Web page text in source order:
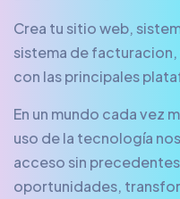
Crea tu sitio web,
sistema de
con las principales
En un mundo cada vez
uso de la tecnología
acceso sin
oportunidades,